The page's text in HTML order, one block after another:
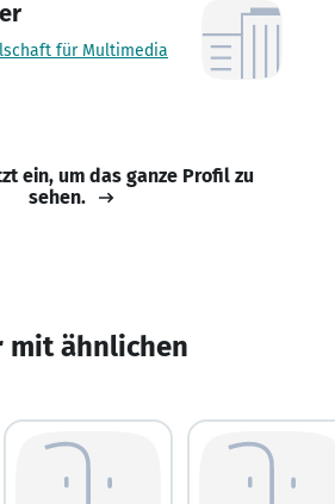
für Multimedia
ein, um das ganze Profil zu
sehen.
mit ähnlichen